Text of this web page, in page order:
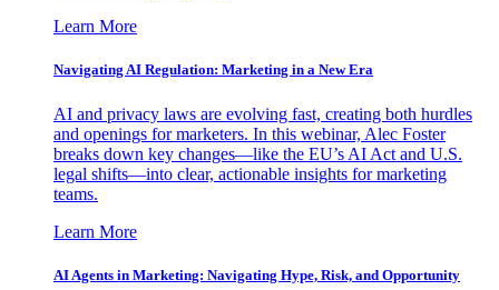
Learn More
Navigating AI Regulation: Marketing in a New Era
AI and privacy laws are evolving fast, creating both hurdles
and openings for marketers. In this webinar, Alec Foster
breaks down key changes—like the EU’s AI Act and U.S.
legal shifts—into clear, actionable insights for marketing
teams.
Learn More
AI Agents in Marketing: Navigating Hype, Risk, and Opportunity